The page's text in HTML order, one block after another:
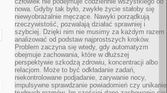
nowa. Gdyby tak było, zwykłe życie stałoby się
niewyobrażalnie męczące. Nawyki porządkują
rzeczywistość, pozwalają działać sprawniej i
szybciej. Dzięki nim nie musimy za każdym razem
analizować od podstaw najprostszych kroków.
Problem zaczyna się wtedy, gdy automatyzm
obejmuje zachowania, które w dłuższej
perspektywie szkodzą zdrowiu, koncentracji albo
relacjom. Może to być odkładanie zadań,
niekontrolowane podjadanie, zarywanie nocy,
impulsywne sprawdzanie powiadomień czy unikanie